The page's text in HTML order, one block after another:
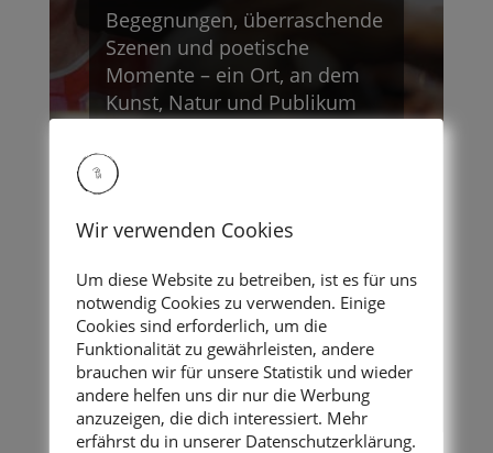
Begegnungen, überraschende
Szenen und poetische
Momente – ein Ort, an dem
Kunst, Natur und Publikum
Mit künstlerischem Flair,
Ilse-Vivienne & Bruno aka dr:-
MEHR DAZU
Wir verwenden Cookies
Um diese Website zu betreiben, ist es für uns
notwendig Cookies zu verwenden. Einige
Cookies sind erforderlich, um die
Funktionalität zu gewährleisten, andere
brauchen wir für unsere Statistik und wieder
andere helfen uns dir nur die Werbung
anzuzeigen, die dich interessiert. Mehr
erfährst du in unserer Datenschutzerklärung.